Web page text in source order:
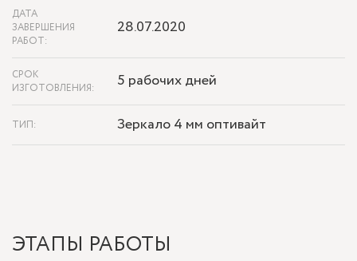
ДАТА
ЗАВЕРШЕНИЯ
РАБОТ:
28.07.2020
СРОК
ИЗГОТОВЛЕНИЯ:
5 рабочих дней
ТИП: Зеркало 4 мм оптивайт
ЭТАПЫ РАБОТЫ